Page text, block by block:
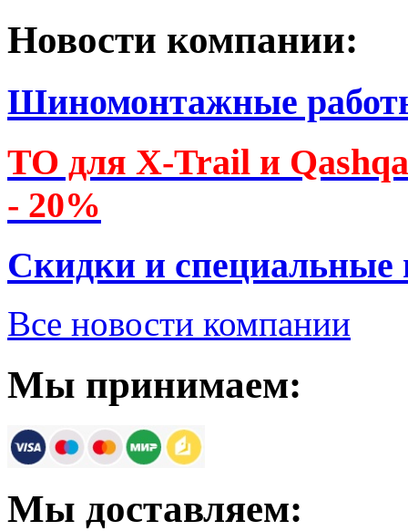
Новости компании:
Шиномонтажные
ТО для X-Trail и
- 20%
Скидки и специальные
Все новости компании
Мы принимаем:
Мы доставляем: